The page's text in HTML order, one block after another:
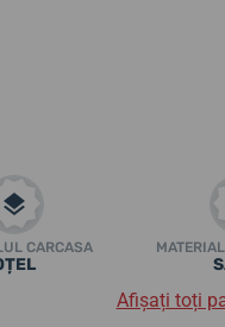
CARCASA
Afișați toți